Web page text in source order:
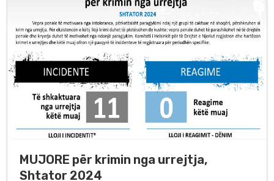
MUJORE për krimin nga urrejtja,
Shtator 2024